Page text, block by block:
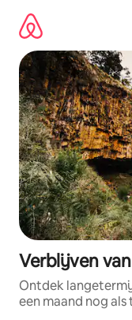
direct
naar
inhoud
Verblijven
Ontdek
een maand nog als